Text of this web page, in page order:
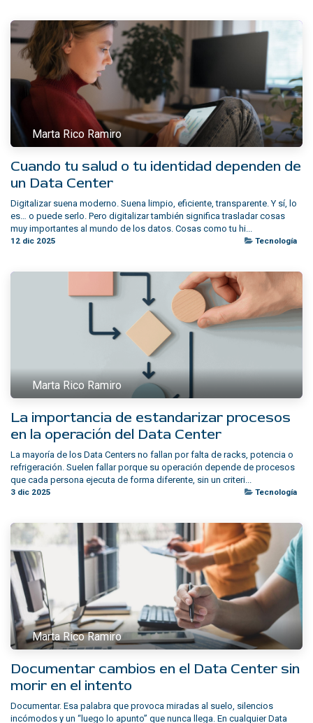
Marta Rico Ramiro
Cuando tu salud o tu identidad dependen de
un Data Center
Digitalizar suena moderno. Suena limpio, eficiente, transparente. Y sí, lo
es… o puede serlo. Pero digitalizar también significa trasladar cosas
muy importantes al mundo de los datos. Cosas como tu hi...
12 dic 2025 Tecnología
Marta Rico Ramiro
La importancia de estandarizar procesos
en la operación del Data Center
La mayoría de los Data Centers no fallan por falta de racks, potencia o
refrigeración. Suelen fallar porque su operación depende de procesos
que cada persona ejecuta de forma diferente, sin un criteri...
3 dic 2025 Tecnología
Marta Rico Ramiro
Documentar cambios en el Data Center sin
morir en el intento
Documentar. Esa palabra que provoca miradas al suelo, silencios
incómodos y un “luego lo apunto” que nunca llega. En cualquier Data